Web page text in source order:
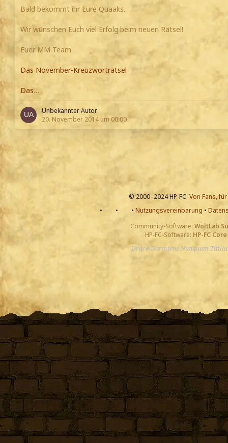
Bald bekommt ihr Eure Quaaks.
Wir wünschen Euch viel Erfolg beim neuen Rätsel!
Euer MM-Team
Das November-Kreuzworträtsel
Das…
Unbekannter Autor
20. November 2014 um 00:00
© 2000–2024 HP-FC. Von Fans,
•
• • Nutzungsvereinbarung •
Community-Software: WoltLab
HP-FC-Software: HP-FC Core
Draco Dormiens Nunquam